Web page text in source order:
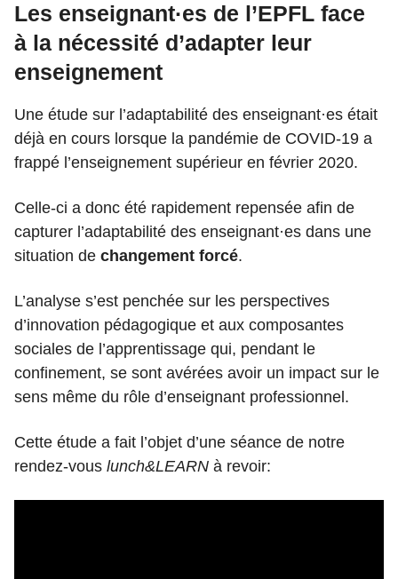
Les enseignant·es de l’EPFL face
à la nécessité d’adapter leur
enseignement
Une étude sur l’adaptabilité des enseignant·es était
déjà en cours lorsque la pandémie de COVID-19 a
frappé l’enseignement supérieur en février 2020.
Celle-ci a donc été rapidement repensée afin de
capturer l’adaptabilité des enseignant·es dans une
situation de changement forcé.
L’analyse s’est penchée sur les perspectives
d’innovation pédagogique et aux composantes
sociales de l’apprentissage qui, pendant le
confinement, se sont avérées avoir un impact sur le
sens même du rôle d’enseignant professionnel.
Cette étude a fait l’objet d’une séance de notre
rendez-vous lunch&LEARN à revoir: